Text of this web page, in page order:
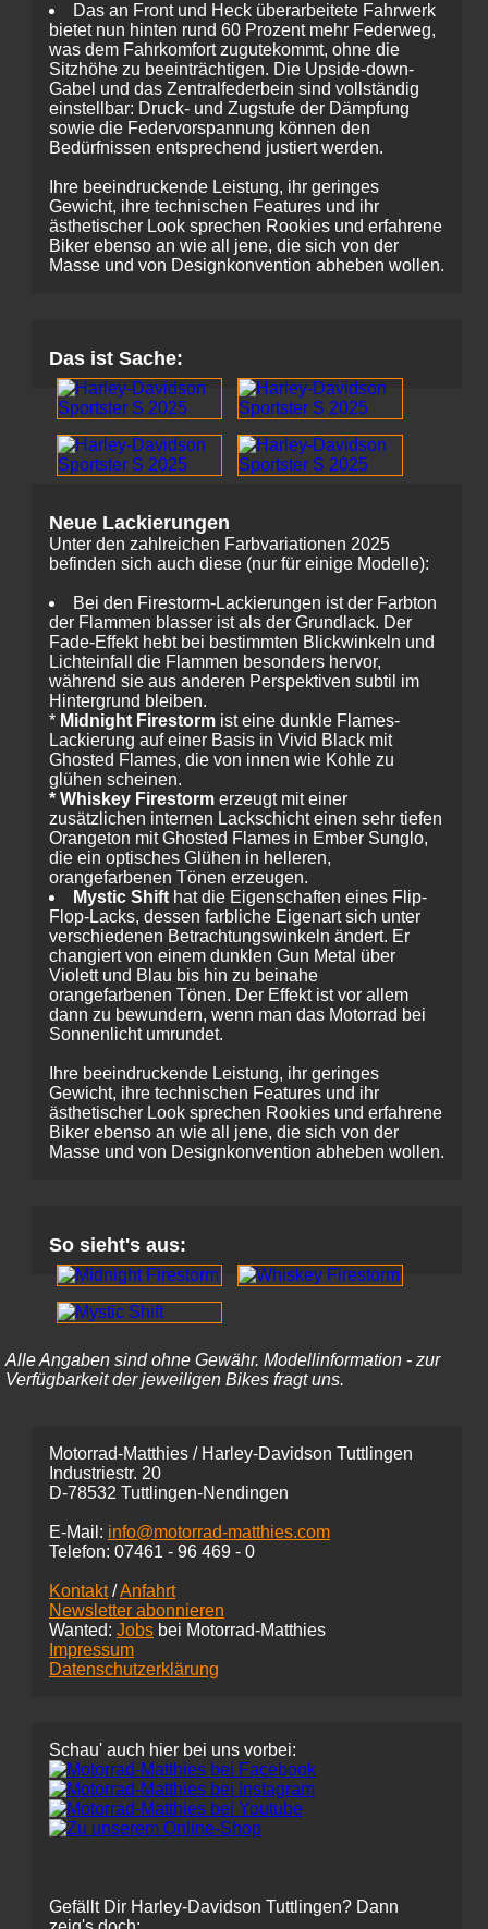
Das an Front und Heck überarbeitete Fahrwerk
bietet nun hinten rund 60 Prozent mehr Federweg,
was dem Fahrkomfort zugutekommt, ohne die
Sitzhöhe zu beeinträchtigen. Die Upside-down-
Gabel und das Zentralfederbein sind vollständig
einstellbar: Druck- und Zugstufe der Dämpfung
sowie die Federvorspannung können den
Bedürfnissen entsprechend justiert werden.
Ihre beeindruckende Leistung, ihr geringes
Gewicht, ihre technischen Features und ihr
ästhetischer Look sprechen Rookies und erfahrene
Biker ebenso an wie all jene, die sich von der
Masse und von Designkonvention abheben wollen.
Das ist Sache:
Neue Lackierungen
Unter den zahlreichen Farbvariationen 2025
befinden sich auch diese (nur für einige Modelle):
Bei den Firestorm-Lackierungen ist der Farbton
der Flammen blasser ist als der Grundlack. Der
Fade-Effekt hebt bei bestimmten Blickwinkeln und
Lichteinfall die Flammen besonders hervor,
während sie aus anderen Perspektiven subtil im
Hintergrund bleiben.
* Midnight Firestorm ist eine dunkle Flames-
Lackierung auf einer Basis in Vivid Black mit
Ghosted Flames, die von innen wie Kohle zu
glühen scheinen.
* Whiskey Firestorm erzeugt mit einer
zusätzlichen internen Lackschicht einen sehr tiefen
Orangeton mit Ghosted Flames in Ember Sunglo,
die ein optisches Glühen in helleren,
orangefarbenen Tönen erzeugen.
Mystic Shift hat die Eigenschaften eines Flip-
Flop-Lacks, dessen farbliche Eigenart sich unter
verschiedenen Betrachtungswinkeln ändert. Er
changiert von einem dunklen Gun Metal über
Violett und Blau bis hin zu beinahe
orangefarbenen Tönen. Der Effekt ist vor allem
dann zu bewundern, wenn man das Motorrad bei
Sonnenlicht umrundet.
Ihre beeindruckende Leistung, ihr geringes
Gewicht, ihre technischen Features und ihr
ästhetischer Look sprechen Rookies und erfahrene
Biker ebenso an wie all jene, die sich von der
Masse und von Designkonvention abheben wollen.
So sieht's aus:
Alle Angaben sind ohne Gewähr. Modellinformation - zur
Verfügbarkeit der jeweiligen Bikes fragt uns.
Motorrad-Matthies / Harley-Davidson Tuttlingen
Industriestr. 20
D-78532 Tuttlingen-Nendingen
E-Mail: info@motorrad-matthies.com
Telefon: 07461 - 96 469 - 0
Kontakt/Anfahrt
Newsletter abonnieren
Wanted: Jobs bei Motorrad-Matthies
Impressum
Datenschutzerklärung
Schau' auch hier bei uns vorbei:
Gefällt Dir Harley-Davidson Tuttlingen? Dann